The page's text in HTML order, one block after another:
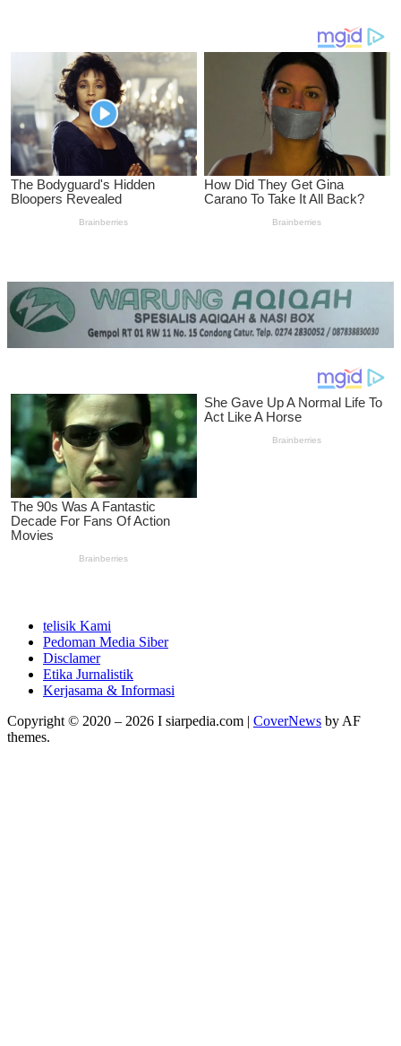
telisik Kami
Pedoman Media Siber
Disclamer
Etika Jurnalistik
Kerjasama & Informasi
Copyright © 2020 – 2026 I siarpedia.com | CoverNews by AF
themes.